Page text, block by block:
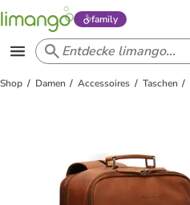
family
Shop Damen Accessoires Taschen